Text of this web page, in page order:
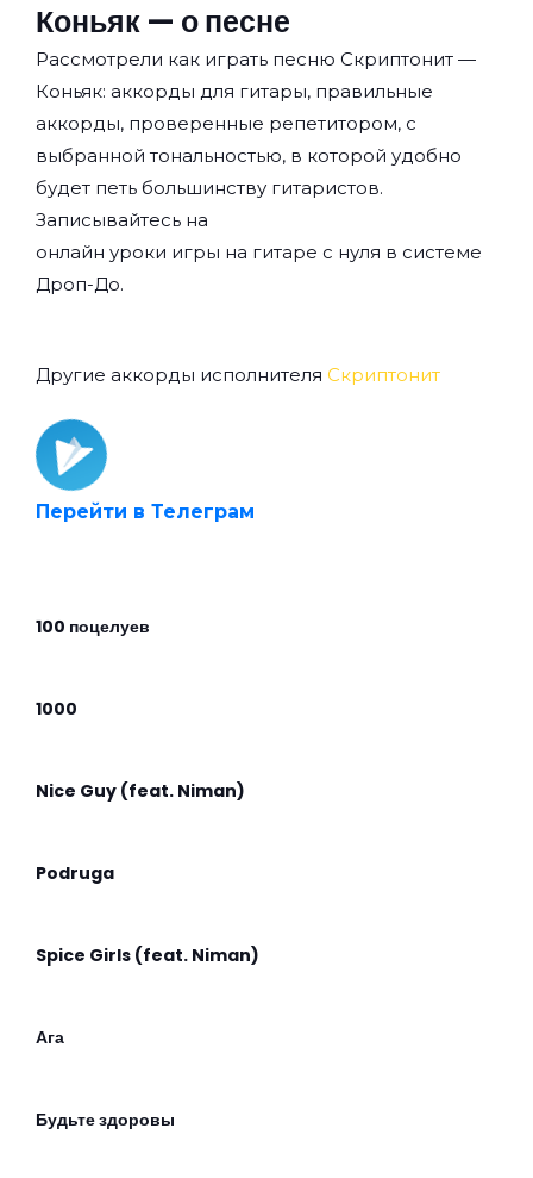
Коньяк — о песне
Рассмотрели как играть песню Скриптонит —
Коньяк: аккорды для гитары, правильные
аккорды, проверенные репетитором, с
выбранной тональностью, в которой удобно
будет петь большинству гитаристов.
Записывайтесь на
онлайн уроки игры на гитаре с нуля в системе
Дроп-До.
Другие аккорды исполнителя Скриптонит
Перейти в Телеграм
100 поцелуев
1000
Nice Guy (feat. Niman)
Podruga
Spice Girls (feat. Niman)
Ага
Будьте здоровы